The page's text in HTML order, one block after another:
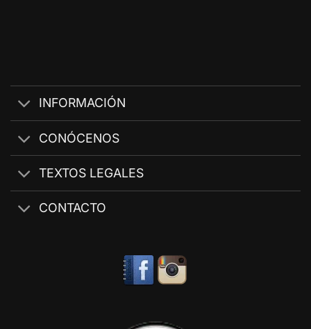
INFORMACIÓN
CONÓCENOS
TEXTOS LEGALES
CONTACTO